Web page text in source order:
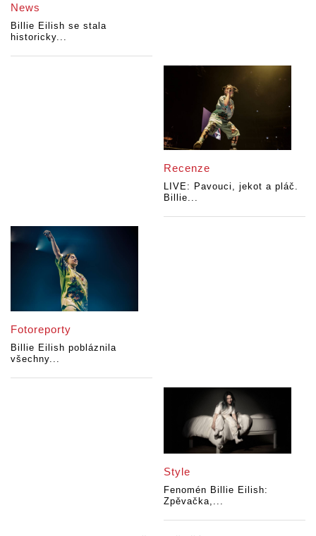
News
Billie Eilish se stala
historicky...
Recenze
LIVE: Pavouci, jekot a pláč.
Billie...
Fotoreporty
Billie Eilish pobláznila
všechny...
Style
Fenomén Billie Eilish:
Zpěvačka,...